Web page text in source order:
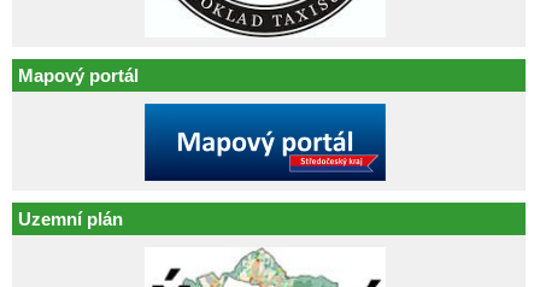
Mapový portál
Uzemní plán